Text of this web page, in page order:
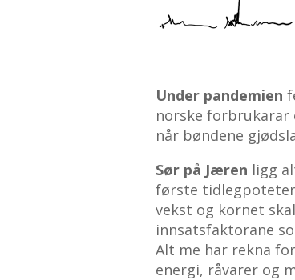
Under pandemien
norske forbrukarar
når bøndene
Sør på Jæren ligg
første
vekst og kornet
innsatsfaktorane
Alt me har rekna
energi, råvarer og